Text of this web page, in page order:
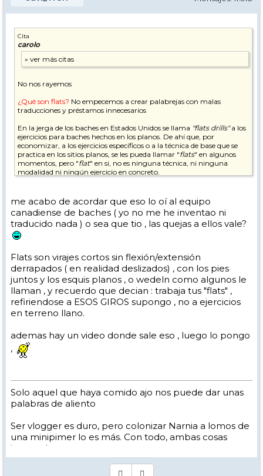
Cita
carolo
No nos rayemos
¿Qué son flats? No empecemos a crear palabrejas con malas
traducciones y préstamos innecesarios
En la jerga de los baches en Estados Unidos se llama "flats drills"a los
ejercicios para baches hechos en los planos. De ahí que, por
economizar, a los ejercicios específicos o a la técnica de base que se
practica en los sitios planos, se les pueda llamar "flats" en algunos
momentos, pero "flat" en si, no es ninguna técnica, ni ninguna
modalidad ni ningún ejercicio en concreto.
me acabo de acordar que eso lo oí al equipo
canadiense de baches ( yo no me he inventao ni
traducido nada ) o sea que tio , las quejas a ellos vale?
Flats son virajes cortos sin flexión/extensión
derrapados ( en realidad deslizados) , con los pies
juntos y los esquis planos , o wedeln como algunos le
llaman , y recuerdo que decian : trabaja tus "flats" ,
refiriendose a ESOS GIROS supongo , no a ejercicios
en terreno llano.
ademas hay un video donde sale eso , luego lo pongo
,
Solo aquel que haya comido ajo nos puede dar unas
palabras de aliento
Ser vlogger es duro, pero colonizar Narnia a lomos de
una minipimer lo es más. Con todo, ambas cosas
intento hacer.
Yo hago esquí extremo : voy de extremo a extremo